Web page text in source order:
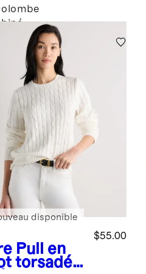
Pull en
torsadé
$55.00
disponible